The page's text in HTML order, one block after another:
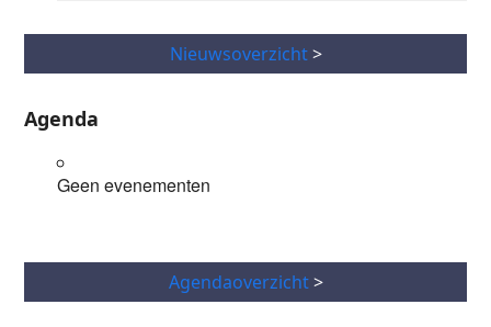
Nieuwsoverzicht>
Agenda
Geen evenementen
Agendaoverzicht>